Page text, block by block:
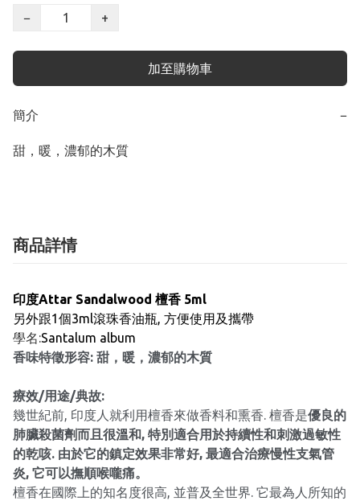
−
+
加至購物車
簡介 −
甜，暖，濃郁的木質
商品詳情
印度Attar Sandalwood 檀香 5ml
另外跟1個3ml滾珠香油瓶, 方便使用及攜帶
學名:Santalum album
香味特徵形容: 甜，暖，濃郁的木質
療效/用途/典故:
幾世紀前, 印度人就利用檀香來做香料和熏香. 檀香是優良的
肺臟殺菌劑而且很溫和, 特別適合用於持續性和刺激過敏性
的乾咳. 由於它的鎮定效果非常好, 最適合治療慢性支氣管
炎, 它可以撫順喉嚨痛。
檀香在國際上的知名度很高, 並普及全世界. 它最為人所知的